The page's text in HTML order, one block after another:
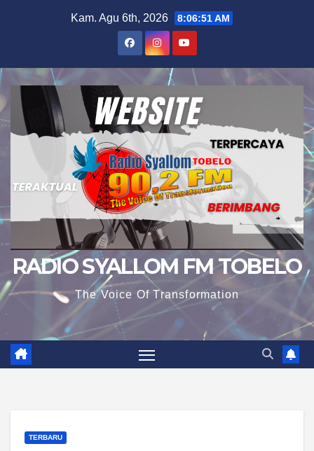
Kam. Agu 6th, 2026 8:06:52 AM
RADIO SYALLOM FM TOBELO
The Voice Of Transformation
TERBARU